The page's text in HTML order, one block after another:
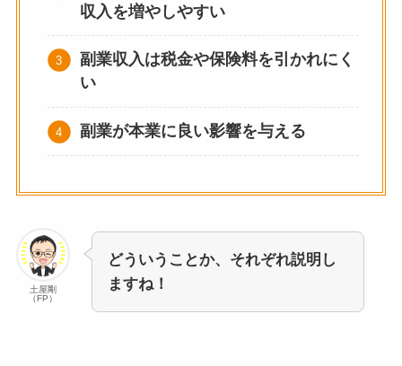
収入を増やしやすい
副業収入は税金や保険料を引かれにく
い
副業が本業に良い影響を与える
土屋剛
（FP）
どういうことか、それぞれ説明し
ますね！